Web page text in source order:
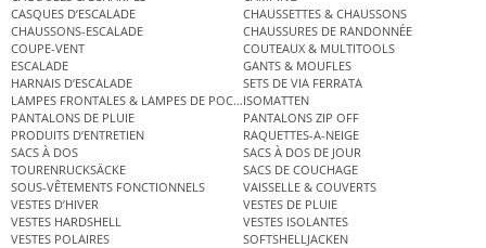
CASQUES D’ESCALADE
CHAUSSETTES & CHAUSSONS
CHAUSSONS-ESCALADE
CHAUSSURES DE RANDONNÉE
COUPE-VENT
COUTEAUX & MULTITOOLS
ESCALADE
GANTS & MOUFLES
HARNAIS D’ESCALADE
SETS DE VIA FERRATA
LAMPES FRONTALES & LAMPES DE POCHEISOMATTEN
PANTALONS DE PLUIE
PANTALONS ZIP OFF
PRODUITS D’ENTRETIEN
RAQUETTES-A-NEIGE
SACS À DOS
SACS À DOS DE JOUR
TOURENRUCKSÄCKE
SACS DE COUCHAGE
SOUS-VÊTEMENTS FONCTIONNELS
VAISSELLE & COUVERTS
VESTES D’HIVER
VESTES DE PLUIE
VESTES HARDSHELL
VESTES ISOLANTES
VESTES POLAIRES
SOFTSHELLJACKEN